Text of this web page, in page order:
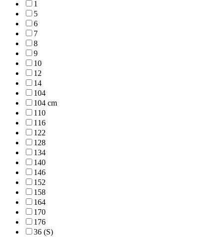
1
5
6
7
8
9
10
12
14
104
104 cm
110
116
122
128
134
140
146
152
158
164
170
176
36 (S)